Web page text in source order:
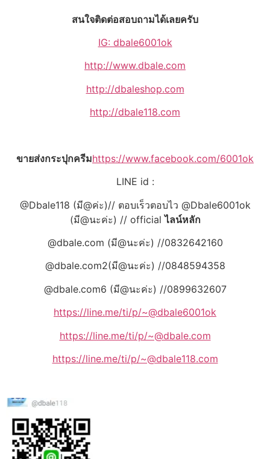
สนใจติดต่อสอบถามได้เลยครับ
IG: dbale6001ok
http://www.dbale.com
http://dbaleshop.com
http://dbale118.com
ขายส่งกระปุกครีมhttps://www.facebook.com/6001ok
LINE id :
@Dbale118 (มี@ค่ะ)// ตอบเร็วตอบไว @Dbale6001ok
(มี@นะค่ะ) // officialไลน์หลัก
@dbale.com (มี@นะค่ะ) //0832642160
@dbale.com2(มี@นะค่ะ) //0848594358
@dbale.com6 (มี@นะค่ะ) //0899632607
https://line.me/ti/p/~@dbale6001ok
https://line.me/ti/p/~@dbale.com
https://line.me/ti/p/~@dbale118.com